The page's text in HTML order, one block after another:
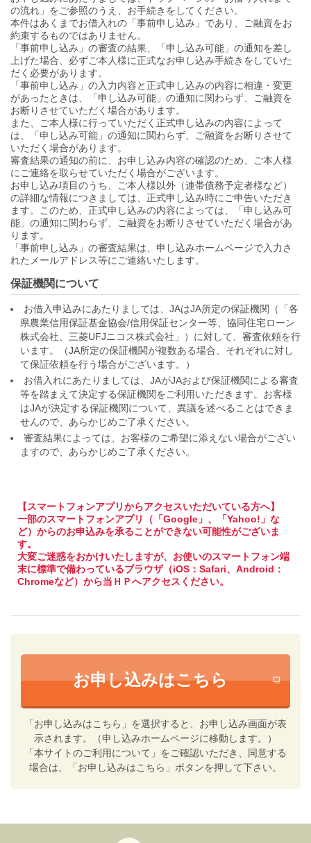
の流れ」をご参照のうえ、お手続きをしてください。
本件はあくまでお借入れの「事前申し込み」であり、ご融資をお
約束するものではありません。
「事前申し込み」の審査の結果、「申し込み可能」の通知を差し
上げた場合、必ずご本人様に正式なお申し込み手続きをしていた
だく必要があります。
「事前申し込み」の入力内容と正式申し込みの内容に相違・変更
があったときは、「申し込み可能」の通知に関わらず、ご融資を
お断りさせていただく場合があります。
また、ご本人様に行っていただく正式申し込みの内容によって
は、「申し込み可能」の通知に関わらず、ご融資をお断りさせて
いただく場合があります。
審査結果の通知の前に、お申し込み内容の確認のため、ご本人様
にご連絡を取らせていただく場合がございます。
お申し込み項目のうち、ご本人様以外（連帯債務予定者様など）
の詳細な情報につきましては、正式申し込み時にご申告いただき
ます。このため、正式申し込みの内容によっては、「申し込み可
能」の通知に関わらず、ご融資をお断りさせていただく場合があ
ります。
「事前申し込み」の審査結果は、申し込みホームページで入力さ
れたメールアドレス等にご連絡いたします。
保証機関について
お借入申込みにあたりましては、JAはJA所定の保証機関（「各
県農業信用保証基金協会/信用保証センター等、協同住宅ローン
株式会社、三菱UFJニコス株式会社」）に対して、審査依頼を行
います。（JA所定の保証機関が複数ある場合、それぞれに対し
て保証依頼を行う場合がございます。）
お借入れにあたりましては、JAがJAおよび保証機関による審査
等を踏まえて決定する保証機関をご利用いただきます。お客様
はJAが決定する保証機関について、異議を述べることはできま
せんので、あらかじめご了承ください。
審査結果によっては、お客様のご希望に添えない場合がござい
ますので、あらかじめご了承ください。
【スマートフォンアプリからアクセスいただいている方へ】
一部のスマートフォンアプリ（「Google」、「Yahoo!」な
ど）からのお申込みを承ることができない可能性がございま
す。
大変ご迷惑をおかけいたしますが、お使いのスマートフォン端
末に標準で備わっているブラウザ（iOS：Safari、Android：
Chromeなど）から当ＨＰへアクセスください。
お申し込みはこちら
「お申し込みはこちら」を選択すると、お申し込み画面が表
示されます。（申し込みホームページに移動します。）
「本サイトのご利用について」をご確認いただき、同意する
場合は、「お申し込みはこちら」ボタンを押して下さい。